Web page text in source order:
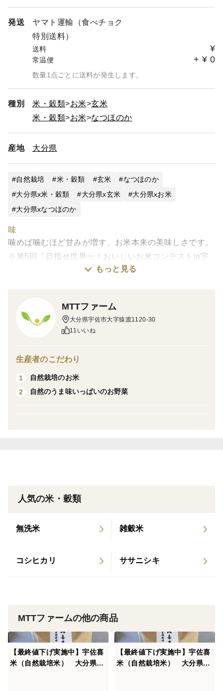
発送
ヤマト運輸（食べチョク
特別送料）
送料 ¥
常温便 + ¥ 0
数量1点ごとに送料が発生します。
種別 米・穀類 お米 玄米
米・穀類
お米 なつほのか
産地 大分県
自然栽培 米・穀類 玄米
なつほのか
大分県x米・穀類
大分県x玄米
大分県xお米
大分県xなつほのか
味
噛めば噛むほど甘みが増す、お米本来の美味しさです。
※第5回「目指せ世界一！おいしいお米コンテストin宇
佐」にて最優秀賞受賞
栽培・生産のこだわり
栽培期間中、農薬・肥料を一切使わない自然栽培
粘土質の赤土土壌なので、お米に粘りがあります。
品種の特徴
高温障害に強い大分県推奨の新品種です。
もっと見る
MTTファーム
大分県宇佐市大字猿渡1120-30
11いいね
生産者のこだわり
1
自然栽培のお米
2
自然のうま味いっぱいのお野菜
人気の米・穀類
無洗米 雑穀米
コシヒカリ ササニシキ
MTTファームの他の商品
【最終値下げ実施中】宇佐喜
米（自然栽培米） 大分県宇
【最終値下げ実施中】宇佐喜
米（自然栽培米） 大分県宇